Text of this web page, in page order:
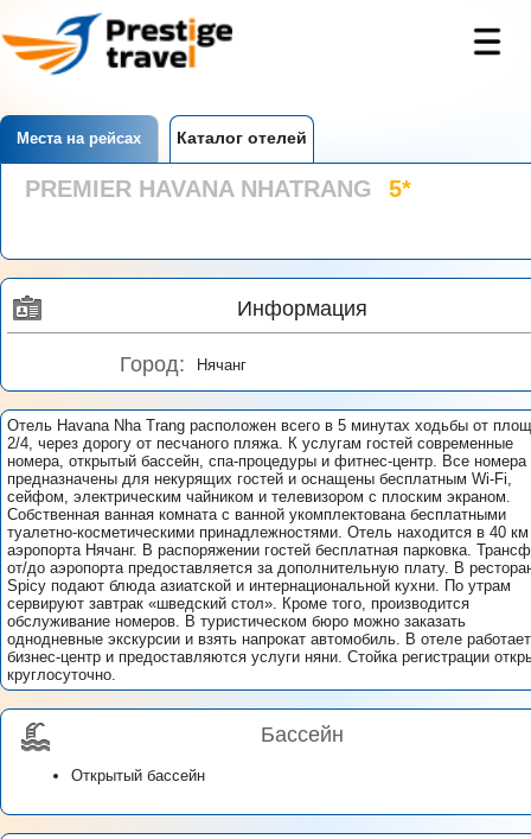
Места на рейсах Каталог отелей
PREMIER HAVANA NHATRANG 5*
Информация
Город: Нячанг
Отель Havana Nha Trang расположен всего в 5 минутах ходьбы от
2/4, через дорогу от песчаного пляжа. К услугам гостей современные
номера, открытый бассейн, спа-процедуры и фитнес-центр. Все номера
предназначены для некурящих гостей и оснащены бесплатным Wi-Fi,
сейфом, электрическим чайником и телевизором с плоским экраном.
Собственная ванная комната с ванной укомплектована бесплатными
туалетно-косметическими принадлежностями. Отель находится в 40 км
аэропорта Нячанг. В распоряжении гостей бесплатная парковка.
от/до аэропорта предоставляется за дополнительную плату. В
Spicy подают блюда азиатской и интернациональной кухни. По утрам
сервируют завтрак «шведский стол». Кроме того, производится
обслуживание номеров. В туристическом бюро можно заказать
однодневные экскурсии и взять напрокат автомобиль. В отеле работает
бизнес-центр и предоставляются услуги няни. Стойка регистрации
круглосуточно.
Бассейн
Открытый бассейн